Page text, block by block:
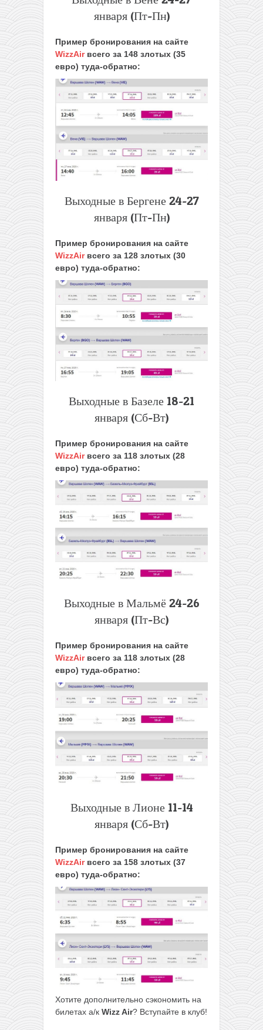
января (Пт-Пн)
Пример бронирования на сайте
WizzAirвсего за 148 злотых (35
евро) туда-обратно:
Выходные в Бергене 24-27
января (Пт-Пн)
Пример бронирования на сайте
WizzAirвсего за 128 злотых (30
евро) туда-обратно:
Выходные в Базеле 18-21
января (Сб-Вт)
Пример бронирования на сайте
WizzAirвсего за 118 злотых (28
евро) туда-обратно:
Выходные в Мальмё 24-26
января (Пт-Вс)
Пример бронирования на сайте
WizzAirвсего за 118 злотых (28
евро) туда-обратно:
Выходные в Лионе 11-14
января (Сб-Вт)
Пример бронирования на сайте
WizzAirвсего за 158 злотых (37
евро) туда-обратно:
Хотите дополнительно сэкономить на
билетах а/к Wizz Air? Вступайте в клуб!